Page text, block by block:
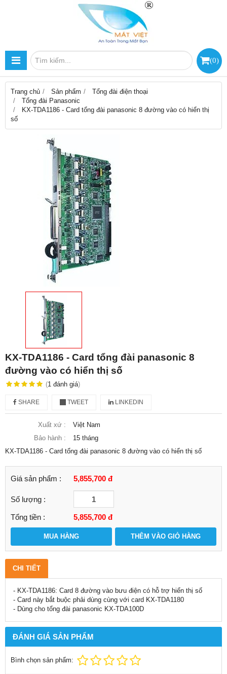
(0)
Trang chủ Sản phẩm
Tổng đài điện thoại
Tổng đài Panasonic
KX-TDA1186 - Card tổng đài panasonic 8 đường vào có hiển thị
số
KX-TDA1186 - Card tổng đài panasonic 8
đường vào có hiển thị số
(1 đánh giá)
SHARE TWEET LINKEDIN
Xuất xứ :
Việt Nam
Bảo hành :
15 tháng
KX-TDA1186 - Card tổng đài panasonic 8 đường vào có hiển thị số
Giá sản phẩm : 5,855,700 đ
Số lượng :
Tổng tiền : 5,855,700 đ
MUA HÀNG THÊM VÀO GIỎ HÀNG
CHI TIẾT
- KX-TDA1186: Card 8 đường vào bưu điện có hỗ trợ hiển thị số
- Card này bắt buộc phải dùng cùng với card KX-TDA1180
- Dùng cho tổng đài panasonic KX-TDA100D
ĐÁNH GIÁ SẢN PHẨM
Bình chọn sản phẩm: